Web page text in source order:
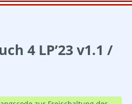
4 LP’23 v1.1 /